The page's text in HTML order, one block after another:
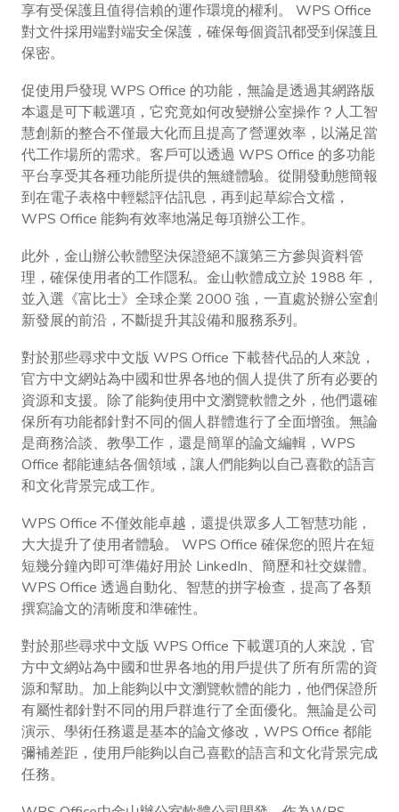
享有受保護且值得信賴的運作環境的權利。 WPS Office
對文件採用端對端安全保護，確保每個資訊都受到保護且
保密。
促使用戶發現 WPS Office 的功能，無論是透過其網路版
本還是可下載選項，它究竟如何改變辦公室操作？人工智
慧創新的整合不僅最大化而且提高了營運效率，以滿足當
代工作場所的需求。客戶可以透過 WPS Office 的多功能
平台享受其各種功能所提供的無縫體驗。從開發動態簡報
到在電子表格中輕鬆評估訊息，再到起草綜合文檔，
WPS Office 能夠有效率地滿足每項辦公工作。
此外，金山辦公軟體堅決保證絕不讓第三方參與資料管
理，確保使用者的工作隱私。金山軟體成立於 1988 年，
並入選《富比士》全球企業 2000 強，一直處於辦公室創
新發展的前沿，不斷提升其設備和服務系列。
對於那些尋求中文版 WPS Office 下載替代品的人來說，
官方中文網站為中國和世界各地的個人提供了所有必要的
資源和支援。除了能夠使用中文瀏覽軟體之外，他們還確
保所有功能都針對不同的個人群體進行了全面增強。無論
是商務洽談、教學工作，還是簡單的論文編輯，WPS
Office 都能連結各個領域，讓人們能夠以自己喜歡的語言
和文化背景完成工作。
WPS Office 不僅效能卓越，還提供眾多人工智慧功能，
大大提升了使用者體驗。 WPS Office 確保您的照片在短
短幾分鐘內即可準備好用於 LinkedIn、簡歷和社交媒體。
WPS Office 透過自動化、智慧的拼字檢查，提高了各類
撰寫論文的清晰度和準確性。
對於那些尋求中文版 WPS Office 下載選項的人來說，官
方中文網站為中國和世界各地的用戶提供了所有所需的資
源和幫助。加上能夠以中文瀏覽軟體的能力，他們保證所
有屬性都針對不同的用戶群進行了全面優化。無論是公司
演示、學術任務還是基本的論文修改，WPS Office 都能
彌補差距，使用戶能夠以自己喜歡的語言和文化背景完成
任務。